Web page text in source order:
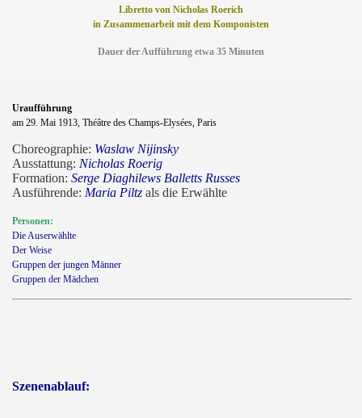
Libretto von Nicholas Roerich
in Zusammenarbeit mit dem Komponisten
Dauer der Aufführung etwa 35 Minuten
Uraufführung
am 29. Mai 1913, Théâtre des Champs-Elysées, Paris
Choreographie: Waslaw Nijinsky
Ausstattung: Nicholas Roerig
Formation: Serge Diaghilews Balletts Russes
Ausführende: Maria Piltz als die Erwählte
Personen:
Die Auserwählte
Der Weise
Gruppen der jungen Männer
Gruppen der Mädchen
Szenenablauf: